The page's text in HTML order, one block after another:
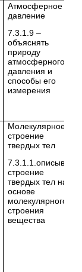
Атмосферное
давление
7.3.1.9 –
объяснять
природу
атмосферного
давления и
способы его
измерения
Молекулярное
строение
твердых тел
7.3.1.1.описывать
строение
твердых тел на
основе
молекулярного
строения
вещества